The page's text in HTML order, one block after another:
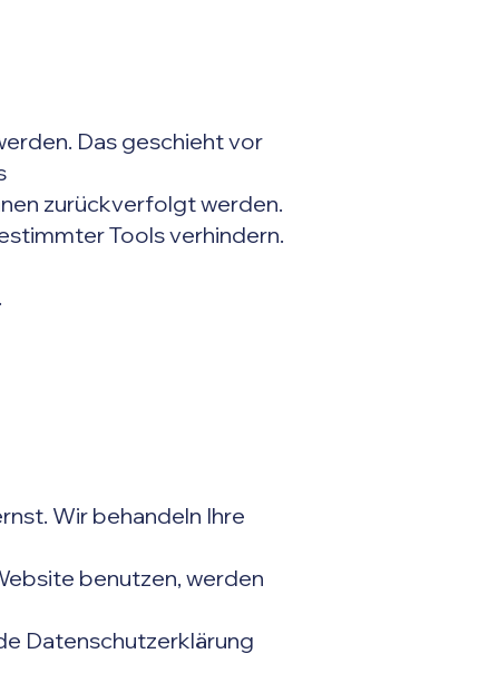
Das geschieht vor
zurückverfolgt werden.
Tools verhindern.
Wir behandeln Ihre
benutzen, werden
Datenschutzerklärung